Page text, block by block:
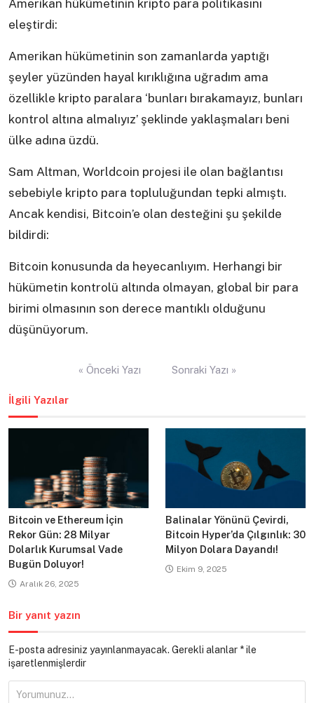
Amerikan hükümetinin kripto para politikasını
eleştirdi:
Amerikan hükümetinin son zamanlarda yaptığı
şeyler yüzünden hayal kırıklığına uğradım ama
özellikle kripto paralara ‘bunları bırakamayız, bunları
kontrol altına almalıyız’ şeklinde yaklaşmaları beni
ülke adına üzdü.
Sam Altman, Worldcoin projesi ile olan bağlantısı
sebebiyle kripto para topluluğundan tepki almıştı.
Ancak kendisi, Bitcoin’e olan desteğini şu şekilde
bildirdi:
Bitcoin konusunda da heyecanlıyım. Herhangi bir
hükümetin kontrolü altında olmayan, global bir para
birimi olmasının son derece mantıklı olduğunu
düşünüyorum.
« Önceki Yazı Sonraki Yazı »
İlgili Yazılar
Bitcoin ve Ethereum İçin
Rekor Gün: 28 Milyar
Dolarlık Kurumsal Vade
Bugün Doluyor!
Aralık 26, 2025
Balinalar Yönünü Çevirdi,
Bitcoin Hyper’da Çılgınlık: 30
Milyon Dolara Dayandı!
Ekim 9, 2025
Bir yanıt yazın
E-posta adresiniz yayınlanmayacak. Gerekli alanlar *ile
işaretlenmişlerdir